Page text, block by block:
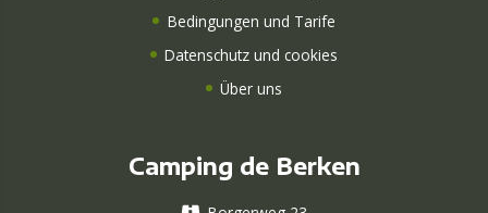
Bedingungen und Tarife
Datenschutz und cookies
Über uns
Camping de Berken